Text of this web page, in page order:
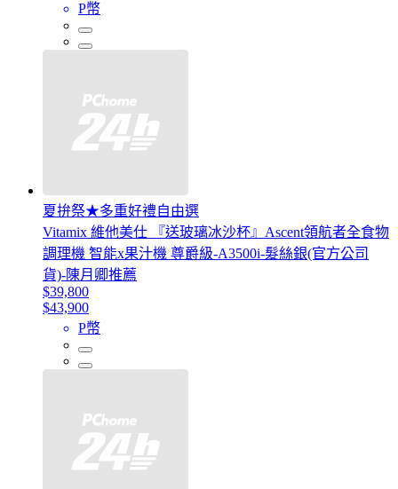
P幣
夏拚祭★多重好禮自由選
Vitamix 維他美仕 『送玻璃冰沙杯』Ascent領航者全食物
調理機 智能x果汁機 尊爵級-A3500i-髮絲銀(官方公司
貨)-陳月卿推薦
$39,800
$43,900
P幣